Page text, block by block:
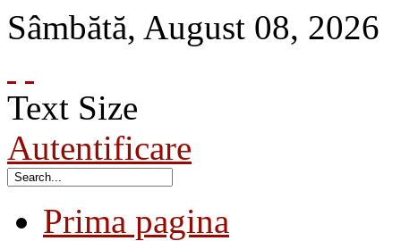
Sâmbătă, August 08, 2026
Text Size
Autentificare
Prima pagina